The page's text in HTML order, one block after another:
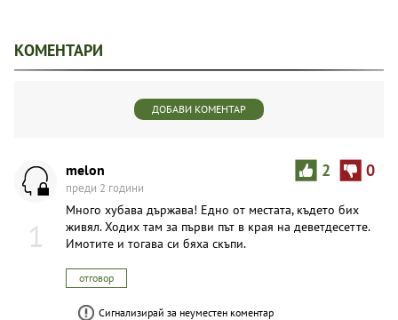
КОМЕНТАРИ
ДОБАВИ КОМЕНТАР
1
2 0
melon
преди 2 години
Много хубава държава! Едно от местата, където бих
живял. Ходих там за първи път в края на деветдесетте.
Имотите и тогава си бяха скъпи.
отговор
Сигнализирай за неуместен коментар